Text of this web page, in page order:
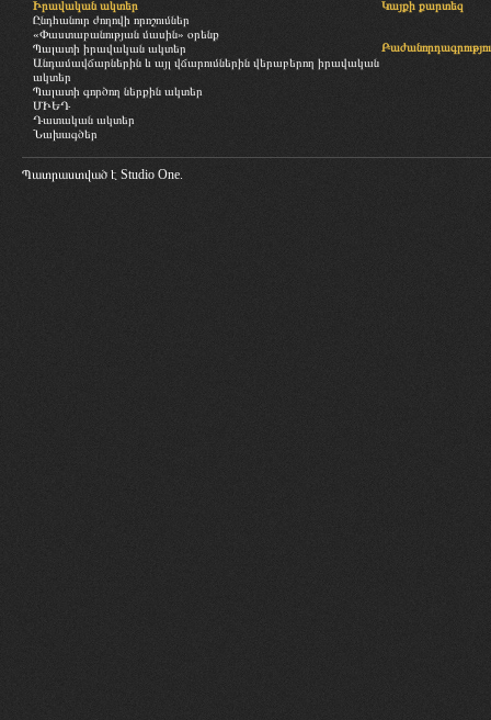
Իրավական ակտեր
Ընդհանուր ժողովի որոշումներ
«Փաստաբանության մասին» օրենք
Պալատի իրավական ակտեր
Անդամավճարներին և այլ վճարումներին վերաբերող իրավական
ակտեր
Պալատի գործող ներքին ակտեր
ՄԻԵԴ
Դատական ակտեր
Նախագծեր
Կայքի քարտեզ
Պատրաստված է Studio One.